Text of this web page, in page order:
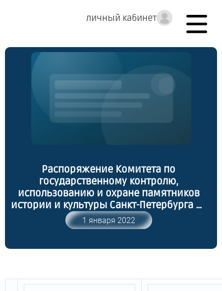
личный кабинет
Распоряжение Комитета по
государственному контролю,
использованию и охране памятников
истории и культуры Санкт-Петербурга от
27.12.2021 № 422-рп "Об утверждении
предмета охраны объекта культурного
Мельничный (с тремя островами) с
1 января 2022